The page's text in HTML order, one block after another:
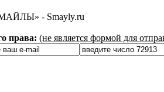
- Smayly.ru
права: (не является формой для